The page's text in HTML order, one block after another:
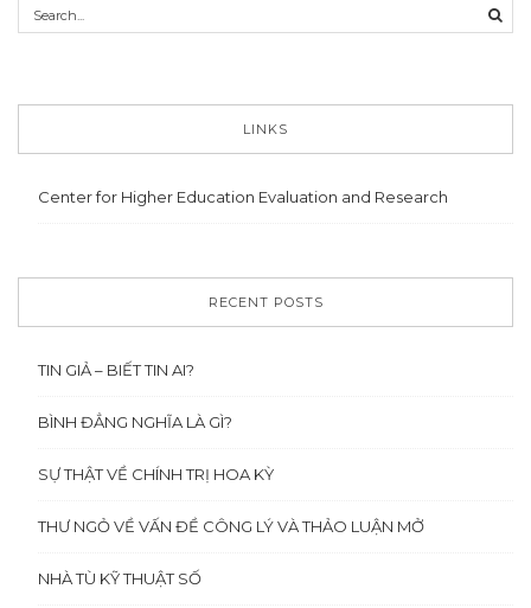
LINKS
Center for Higher Education Evaluation and Research
RECENT POSTS
TIN GIẢ – BIẾT TIN AI?
BÌNH ĐẲNG NGHĨA LÀ GÌ?
SỰ THẬT VỀ CHÍNH TRỊ HOA KỲ
THƯ NGỎ VỀ VẤN ĐỀ CÔNG LÝ VÀ THẢO LUẬN MỞ
NHÀ TÙ KỸ THUẬT SỐ